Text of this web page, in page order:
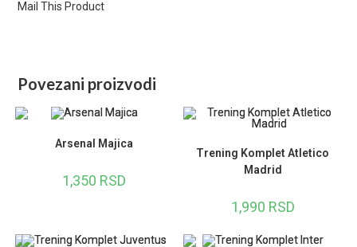
Mail This Product
Povezani proizvodi
Arsenal Majica
1,350 RSD
Trening Komplet Atletico
Madrid
1,990 RSD